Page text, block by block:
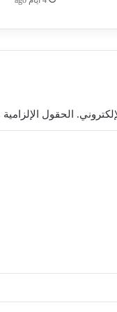
الحقول